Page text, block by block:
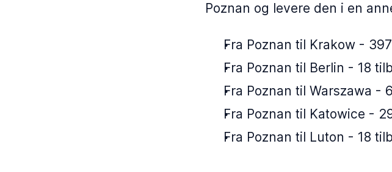
Poznan og levere den i en
Fra Poznan til Krakow -
Fra Poznan til Berlin - 18
Fra Poznan til Warszawa -
Fra Poznan til Katowice -
Fra Poznan til Luton - 18